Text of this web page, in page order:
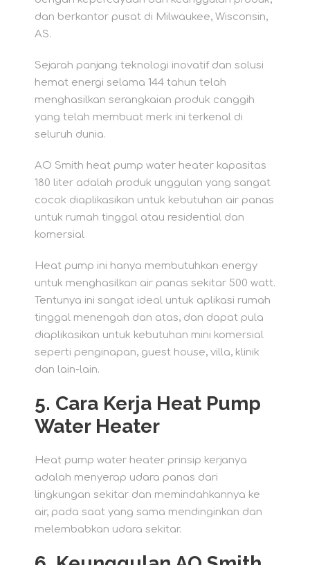
dan berkantor pusat di Milwaukee, Wisconsin,
AS.
Sejarah panjang teknologi inovatif dan solusi
hemat energi selama 144 tahun telah
menghasilkan serangkaian produk canggih
yang telah membuat merk ini terkenal di
seluruh dunia.
AO Smith heat pump water heater kapasitas
180 liter adalah produk unggulan yang sangat
cocok diaplikasikan untuk kebutuhan air panas
untuk rumah tinggal atau residential dan
komersial
Heat pump ini hanya membutuhkan energy
untuk menghasilkan air panas sekitar 500 watt.
Tentunya ini sangat ideal untuk aplikasi rumah
tinggal menengah dan atas, dan dapat pula
diaplikasikan untuk kebutuhan mini komersial
seperti penginapan, guest house, villa, klinik
dan lain-lain.
5. Cara Kerja Heat Pump
Water Heater
Heat pump water heater prinsip kerjanya
adalah menyerap udara panas dari
lingkungan sekitar dan memindahkannya ke
air, pada saat yang sama mendinginkan dan
melembabkan udara sekitar.